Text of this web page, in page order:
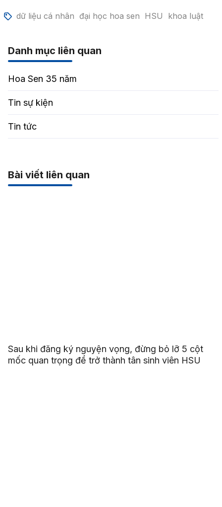
dữ liệu cá nhân đại học hoa sen HSU khoa luật
Danh mục liên quan
Hoa Sen 35 năm
Tin sự kiện
Tin tức
Bài viết liên quan
Sau khi đăng ký nguyện vọng, đừng bỏ lỡ 5 cột
mốc quan trọng để trở thành tân sinh viên HSU